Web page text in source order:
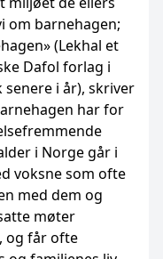
om barnehagen;
(Lekhal et
Dafol forlag i
senere i år), skriver
har for
i Norge går i
voksne som ofte
med dem og
møter
og får ofte